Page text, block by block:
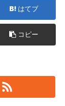
はてブ
コピー